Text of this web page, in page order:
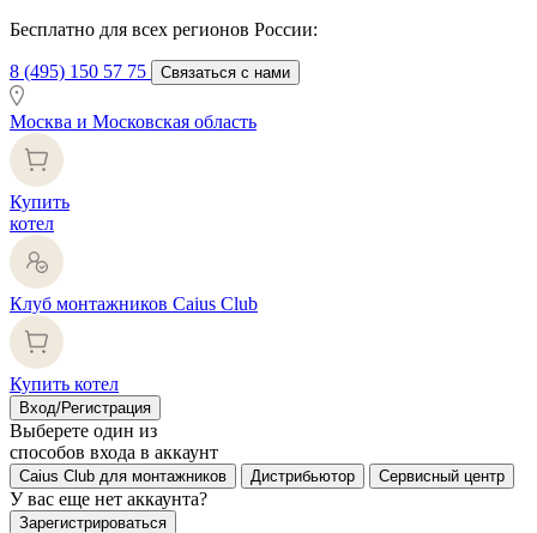
Бесплатно для всех регионов России:
8 (495) 150 57 75 Связаться с нами
Москва и Московская область
Купить
котел
Клуб монтажников Caius Club
Купить котел
Вход/Регистрация
Выберете один из
способов входа в аккаунт
Caius Club для монтажников Дистрибьютор Сервисный центр
У вас еще нет аккаунта?
Зарегистрироваться